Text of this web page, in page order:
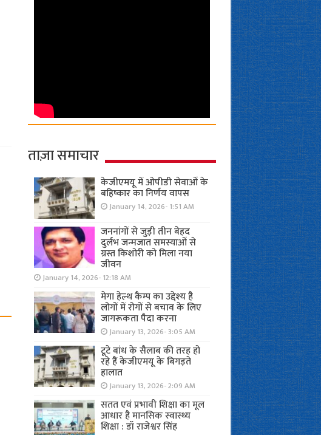
ताज़ा समाचार
केजीएमयू में ओपीडी सेवाओं के
बहिष्कार का निर्णय वापस
January 14, 2026- 1:51 AM
जननांगों से जुड़ी तीन बेहद
दुर्लभ जन्मजात समस्याओं से
ग्रस्त किशोरी को मिला नया
जीवन
January 14, 2026- 12:18 AM
मेगा हेल्थ कैम्प का उद्देश्य है
लोगों में रोगों से बचाव के लिए
जागरूकता पैदा करना
January 13, 2026- 3:05 AM
टूटे बांध के सैलाब की तरह हो
रहे हैं केजीएमयू के बिगड़ते
हालात
January 13, 2026- 2:09 AM
सतत एवं प्रभावी शिक्षा का मूल
आधार है मानसिक स्वास्थ्य
शिक्षा : डॉ राजेश्वर सिंह